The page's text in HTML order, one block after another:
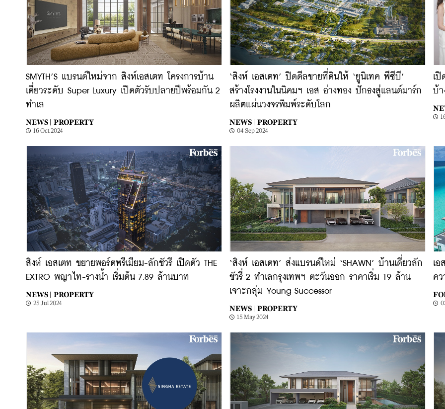
SMYTH’S แบรนด์ใหม่จาก สิงห์เอสเตท โครงการบ้าน
เดี่ยวระดับ Super Luxury เปิดตัวรับปลายปีพร้อมกัน 2
ทำเล
NEWS | PROPERTY
16 Oct 2024
‘สิงห์ เอสเตท’ ปิดดีลขายที่ดินให้ ‘ยูนิเทค พีซีบี’
สร้างโรงงานในนิคมฯ เอส อ่างทอง ปักธงสู่แลนด์มาร์ก
ผลิตแผ่นวงจรพิมพ์ระดับโลก
NEWS | PROPERTY
04 Sep 2024
เ
บ้า
สิงห์ เอสเตท ขยายพอร์ตพรีเมียม-ลักชัวรี เปิดตัว THE
EXTRO พญาไท-รางน้ำ เริ่มต้น 7.89 ล้านบาท
NEWS | PROPERTY
25 Jul 2024
‘สิงห์ เอสเตท’ ส่งแบรนด์ใหม่ ‘SHAWN’ บ้านเดี่ยวลัก
ชัวรี่ 2 ทำเลกรุงเทพฯ ตะวันออก ราคาเริ่ม 19 ล้าน
เจาะกลุ่ม Young Successor
NEWS | PROPERTY
15 May 2024
เอ
คว